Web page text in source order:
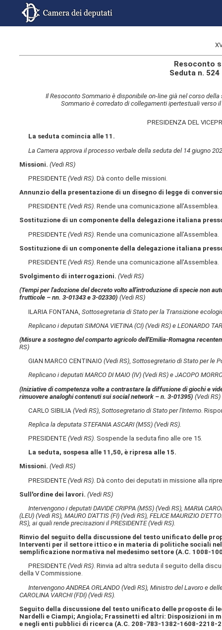
Resoconto
Seduta n.
Il Resoconto Sommario è disponibile on-line già nel corso
Sommario è corredato di collegamenti ipertestuali verso
PRESIDENZA DEL
La seduta comincia alle 11.
La Camera approva il processo verbale della seduta del 14 giugno
Missioni. (Vedi RS)
PRESIDENTE(Vedi RS) . Dà conto delle missioni.
Annunzio della presentazione di un disegno di legge di
PRESIDENTE(Vedi RS). Rende una comunicazione all'Assemblea.
Sostituzione di un componente della delegazione italiana
PRESIDENTE(Vedi RS) . Rende una comunicazione all'Assemblea.
Sostituzione di un componente della delegazione italiana
PRESIDENTE(Vedi RS). Rende una comunicazione all'Assemblea.
Svolgimento di interrogazioni. (Vedi RS)
(Tempi per l'adozione del decreto volto all'introduzione di specie non
frutticole – nn. 3-01343 e 3-02330) (Vedi RS)
ILARIA FONTANA,Sottosegretaria di Stato per la Transizione
Replicano i deputati SIMONA VIETINA (CI)(Vedi RS) e LEONARDO
(Misure a sostegno del comparto agricolo dell'Emilia-Romagna
RS)
GIAN MARCO CENTINAIO(Vedi RS), Sottosegretario di Stato per le
Replicano i deputati MARCO DI MAIO (IV)(Vedi RS) e JACOPO
(Iniziative di competenza volte a contrastare la diffusione di giochi e
rimuovere analoghi contenuti sui social network – n. 3-01395) (Vedi RS)
CARLO SIBILIA(Vedi RS) Sottosegretario di Stato per l'Interno .
Replica la deputata STEFANIA ASCARI (M5S)(Vedi RS)
PRESIDENTE(Vedi RS). Sospende la seduta fino alle ore 15.
La seduta, sospesa alle 11,50, è ripresa alle 15.
Missioni. (Vedi RS)
PRESIDENTE(Vedi RS) . Dà conto dei deputati in missione alla
Sull'ordine dei lavori. (Vedi RS)
Intervengono i deputati DAVIDE CRIPPA (M5S)(Vedi RS), MARIA
(LEU)(Vedi RS), MAURO D'ATTIS (FI)(Vedi RS), FELICE MAURIZIO
RS), ai quali rende precisazioni il PRESIDENTE(Vedi RS).
Rinvio del seguito della discussione del testo unificato delle
Interventi per il settore ittico e in materia di politiche sociali
semplificazione normativa nel medesimo settore (A.C. 1008​-
PRESIDENTE(Vedi RS). Rinvia ad altra seduta il seguito della
della V Commissione.
Intervengono ANDREA ORLANDO(Vedi RS) , Ministro del Lavoro e
CAROLINA VARCHI (FDI)(Vedi RS)
Seguito della discussione del testo unificato delle proposte di
Nardelli e Ciampi; Angiola; Frassinetti ed altri: Disposizioni
e negli enti pubblici di ricerca (A.C. 208​-783​-1382​-1608​-2218​-